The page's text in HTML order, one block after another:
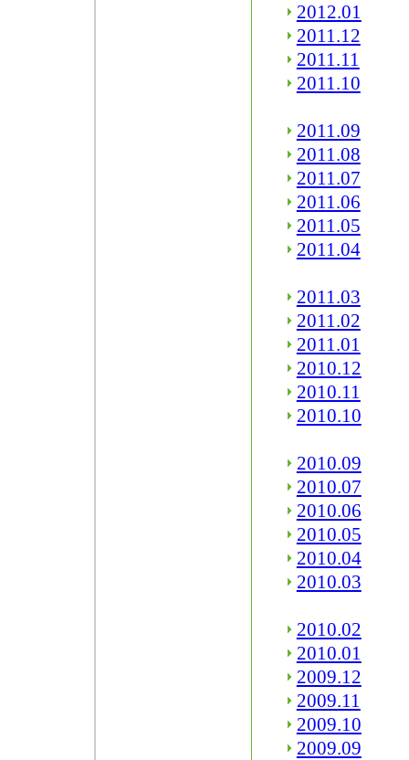
2012.01
2011.12
2011.11
2011.10
2011.09
2011.08
2011.07
2011.06
2011.05
2011.04
2011.03
2011.02
2011.01
2010.12
2010.11
2010.10
2010.09
2010.07
2010.06
2010.05
2010.04
2010.03
2010.02
2010.01
2009.12
2009.11
2009.10
2009.09